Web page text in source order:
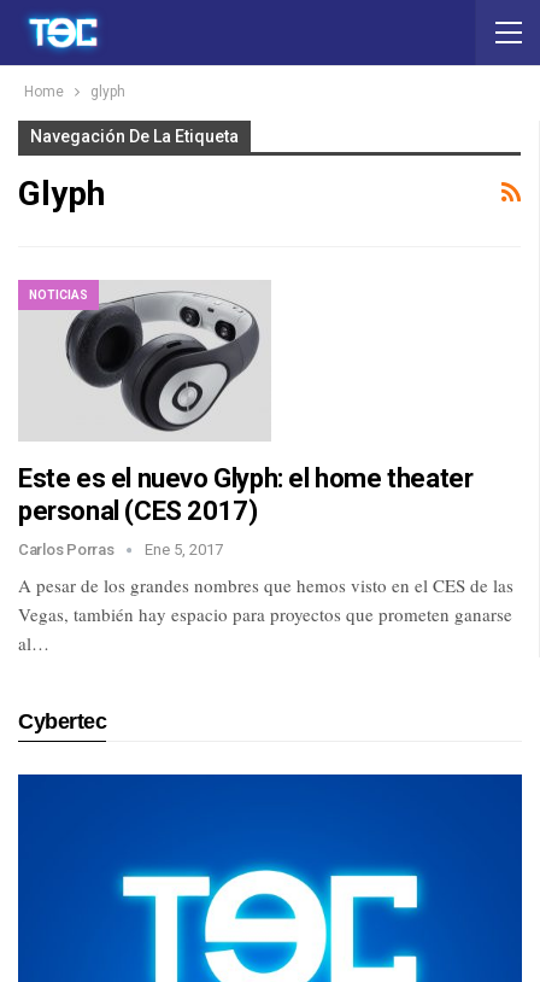
Home glyph
Navegación De La Etiqueta
Glyph
NOTICIAS
Este es el nuevo Glyph: el home theater
personal (CES 2017)
Carlos Porras Ene 5, 2017
A pesar de los grandes nombres que hemos visto en el CES de las
Vegas, también hay espacio para proyectos que prometen ganarse
al…
Cybertec